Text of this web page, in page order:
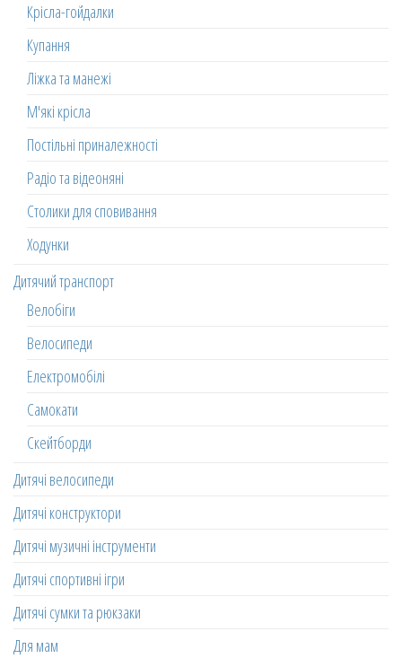
Крісла-гойдалки
Купання
Ліжка та манежі
М'які крісла
Постільні приналежності
Радіо та відеоняні
Столики для сповивання
Ходунки
Дитячий транспорт
Велобіги
Велосипеди
Електромобілі
Самокати
Скейтборди
Дитячі велосипеди
Дитячі конструктори
Дитячі музичні інструменти
Дитячі спортивні ігри
Дитячі сумки та рюкзаки
Для мам